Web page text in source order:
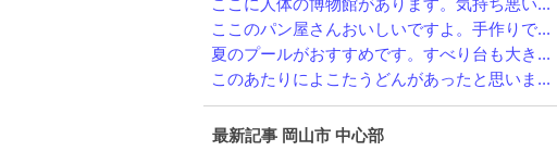
ここに人体の博物館があります。気持ち悪い...
ここのパン屋さんおいしいですよ。手作りで...
夏のプールがおすすめです。すべり台も大き...
このあたりによこたうどんがあったと思いま...
最新記事 岡山市 中心部